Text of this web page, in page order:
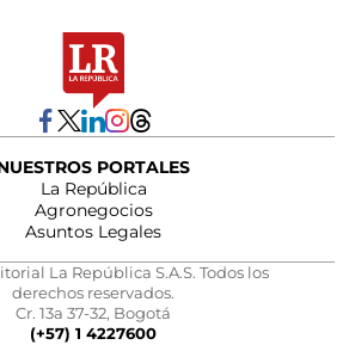
PORTALES
La República
Agronegocios
Asuntos Legales
La República S.A.S. Todos los
derechos reservados.
Cr. 13a 37-32, Bogotá
(+57) 1 4227600